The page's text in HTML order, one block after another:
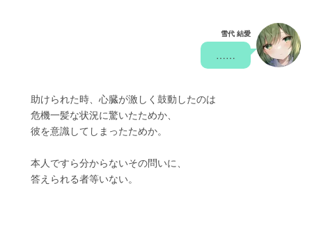
雪代 結愛
……
助けられた時、心臓が激しく鼓動したのは
危機一髪な状況に驚いたためか、
彼を意識してしまったためか。
本人ですら分からないその問いに、
答えられる者等いない。